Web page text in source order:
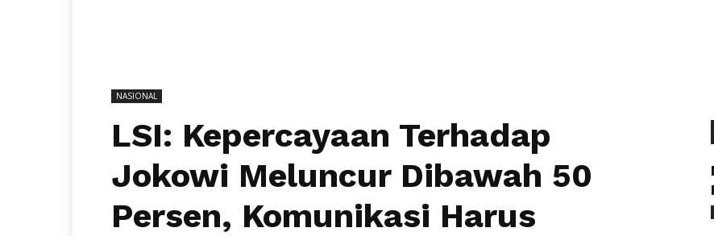
NASIONAL
LSI: Kepercayaan Terhadap
Jokowi Meluncur Dibawah 50
Persen, Komunikasi Harus